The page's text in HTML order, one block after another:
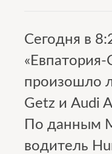
Сегодня в
произошло
Getz и Audi
По данным
водитель